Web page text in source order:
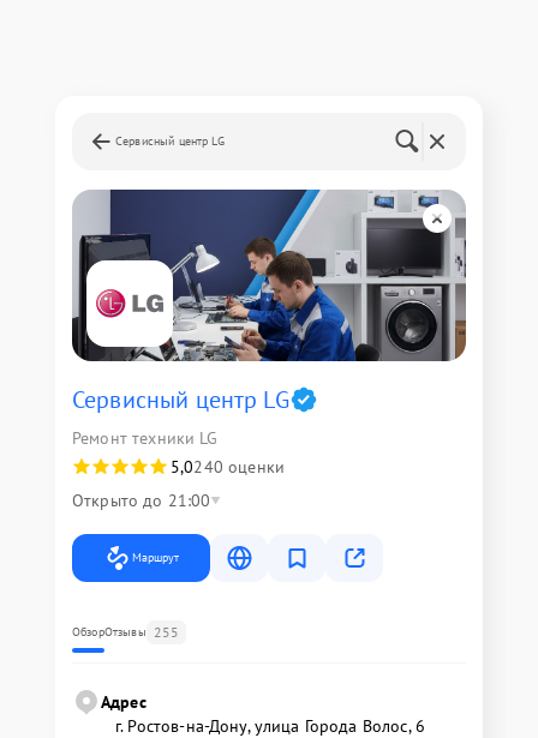
Сервисный центр LG
Сервисный центр LG
Ремонт техники LG
5,0240 оценки
Открыто до 21:00
Маршрут
ОбзорОтзывы 255
Адрес
г. Ростов-на-Дону, улица Города Волос, 6